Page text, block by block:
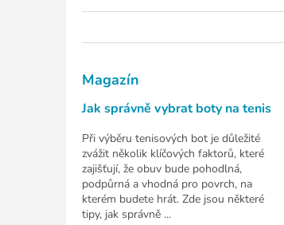
Magazín
Jak správně vybrat boty na tenis
Při výběru tenisových bot je důležité
zvážit několik klíčových faktorů, které
zajišťují, že obuv bude pohodlná,
podpůrná a vhodná pro povrch, na
kterém budete hrát. Zde jsou některé
tipy, jak správně ...